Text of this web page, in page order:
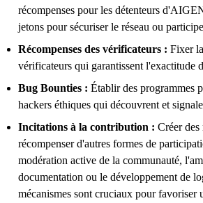
récompenses pour les détenteurs
jetons pour sécuriser le réseau ou
Récompenses des vérificateurs : Fixer
vérificateurs qui garantissent l'exactitude
Bug Bounties : Établir des programmes
hackers éthiques qui découvrent et
Incitations à la contribution : Créer des
récompenser d'autres formes de
modération active de la communauté,
documentation ou le développement de
mécanismes sont cruciaux pour favoriser